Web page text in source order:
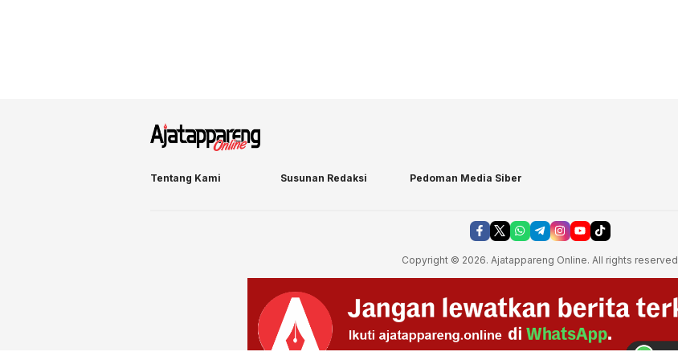
Tentang Kami Susunan Redaksi Pedoman Media Siber
Copyright © 2026. Ajatappareng Online. All rights reserved